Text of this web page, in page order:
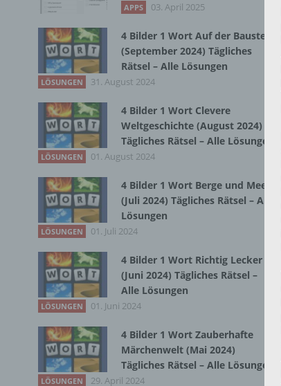
APPS 03. April 2025
4 Bilder 1 Wort Auf der Baustelle
(September 2024) Tägliches
Rätsel – Alle Lösungen
LÖSUNGEN 31. August 2024
4 Bilder 1 Wort Clevere
Weltgeschichte (August 2024)
Tägliches Rätsel – Alle Lösungen
LÖSUNGEN 01. August 2024
4 Bilder 1 Wort Berge und Meer
(Juli 2024) Tägliches Rätsel – Alle
Lösungen
LÖSUNGEN 01. Juli 2024
4 Bilder 1 Wort Richtig Lecker
(Juni 2024) Tägliches Rätsel –
Alle Lösungen
LÖSUNGEN 01. Juni 2024
4 Bilder 1 Wort Zauberhafte
Märchenwelt (Mai 2024)
Tägliches Rätsel – Alle Lösungen
LÖSUNGEN 29. April 2024